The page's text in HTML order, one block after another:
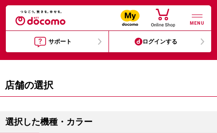
MENU
サポート ログインする
店舗の選択
選択した機種・カラー